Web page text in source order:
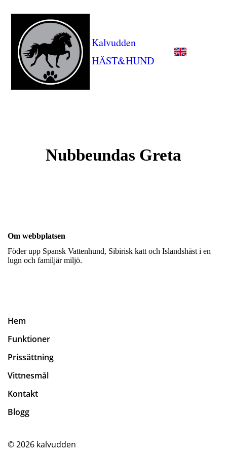
Kalvudden
HÄST&HUND
Nubbeundas Greta
Om webbplatsen
Föder upp Spansk Vattenhund, Sibirisk katt och Islandshäst i en
lugn och familjär miljö.
Hem
Funktioner
Prissättning
Vittnesmål
Kontakt
Blogg
© 2026 kalvudden